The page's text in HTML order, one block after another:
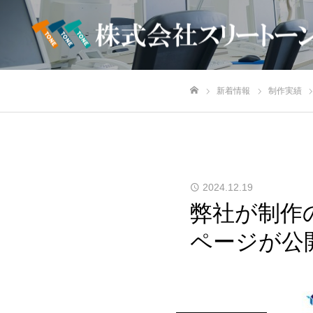
新着情報 制作実績
2024.12.19
弊社が制作
ページが公